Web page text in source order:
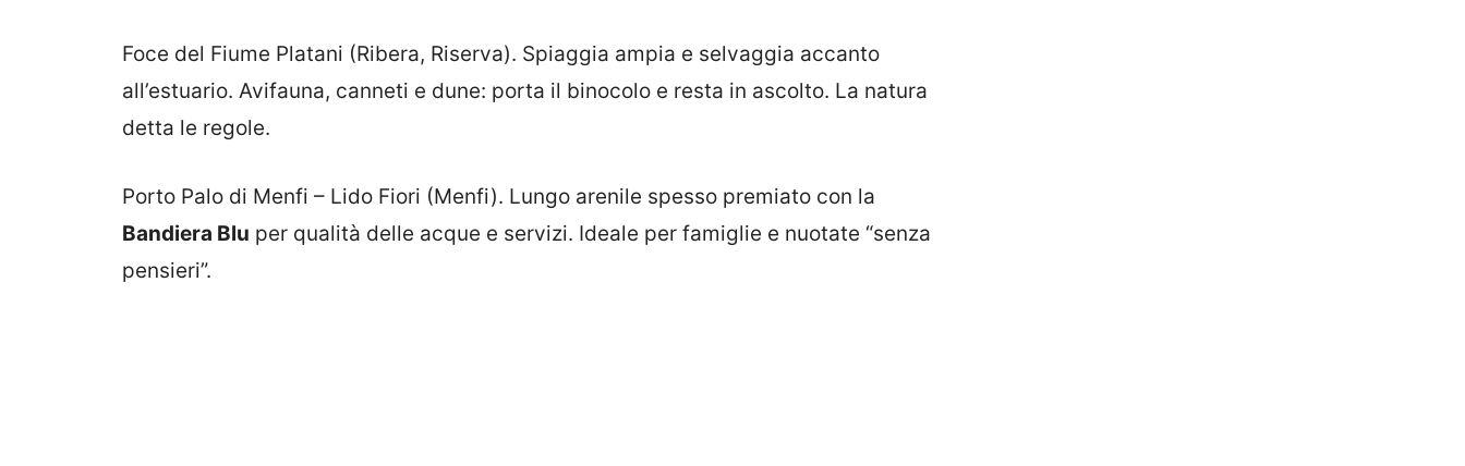
Foce del Fiume Platani (Ribera, Riserva). Spiaggia ampia e selvaggia accanto
all’estuario. Avifauna, canneti e dune: porta il binocolo e resta in ascolto. La natura
detta le regole.
Porto Palo di Menfi – Lido Fiori (Menfi). Lungo arenile spesso premiato con la
Bandiera Blu per qualità delle acque e servizi. Ideale per famiglie e nuotate “senza
pensieri”.